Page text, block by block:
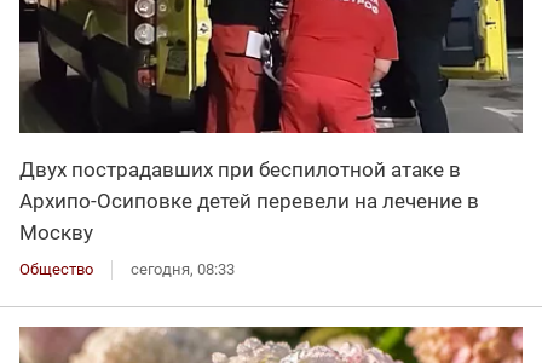
Двух пострадавших при беспилотной атаке в
Архипо-Осиповке детей перевели на лечение в
Москву
Общество сегодня, 08:33